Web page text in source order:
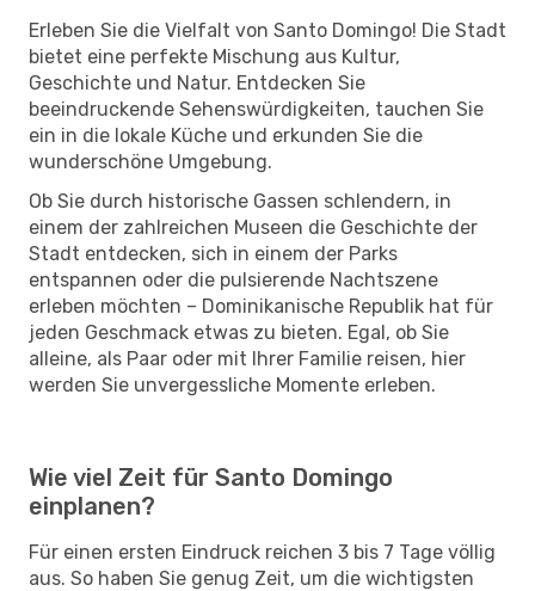
Erleben Sie die Vielfalt von Santo Domingo! Die Stadt
bietet eine perfekte Mischung aus Kultur,
Geschichte und Natur. Entdecken Sie
beeindruckende Sehenswürdigkeiten, tauchen Sie
ein in die lokale Küche und erkunden Sie die
wunderschöne Umgebung.
Ob Sie durch historische Gassen schlendern, in
einem der zahlreichen Museen die Geschichte der
Stadt entdecken, sich in einem der Parks
entspannen oder die pulsierende Nachtszene
erleben möchten – Dominikanische Republik hat für
jeden Geschmack etwas zu bieten. Egal, ob Sie
alleine, als Paar oder mit Ihrer Familie reisen, hier
werden Sie unvergessliche Momente erleben.
Wie viel Zeit für Santo Domingo
einplanen?
Für einen ersten Eindruck reichen 3 bis 7 Tage völlig
aus. So haben Sie genug Zeit, um die wichtigsten